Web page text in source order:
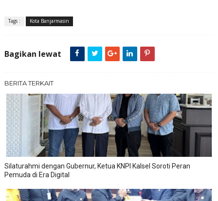
Tags : Kota Banjarmasin
Bagikan lewat
BERITA TERKAIT
Silaturahmi dengan Gubernur, Ketua KNPI Kalsel Soroti Peran
Pemuda di Era Digital